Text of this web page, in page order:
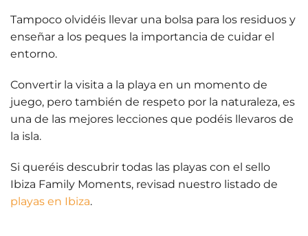
Tampoco olvidéis llevar una bolsa para los residuos y
enseñar a los peques la importancia de cuidar el
entorno.
Convertir la visita a la playa en un momento de
juego, pero también de respeto por la naturaleza, es
una de las mejores lecciones que podéis llevaros de
la isla.
Si queréis descubrir todas las playas con el sello
Ibiza Family Moments, revisad nuestro listado de
playas en Ibiza.